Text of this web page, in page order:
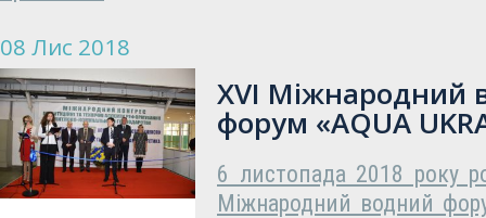
08 Лис 2018
XVІ Міжнародний
форум «AQUA
6 листопада 2018 року
Міжнародний водний